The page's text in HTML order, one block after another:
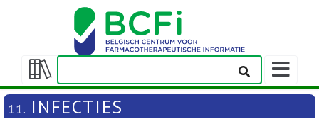
Weergeven/verbergen
inhoudstafel
11. INFECTIES